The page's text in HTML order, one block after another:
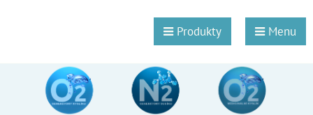
Produkty Menu